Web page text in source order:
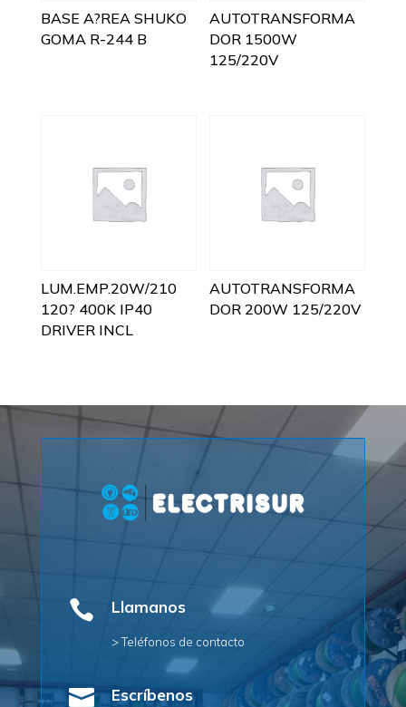
BASE A?REA SHUKO
GOMA R-244 B
AUTOTRANSFORMA
DOR 1500W
125/220V
LUM.EMP.20W/210
120? 400K IP40
DRIVER INCL
AUTOTRANSFORMA
DOR 200W 125/220V
 Llamanos
> Teléfonos de contacto
 Escríbenos